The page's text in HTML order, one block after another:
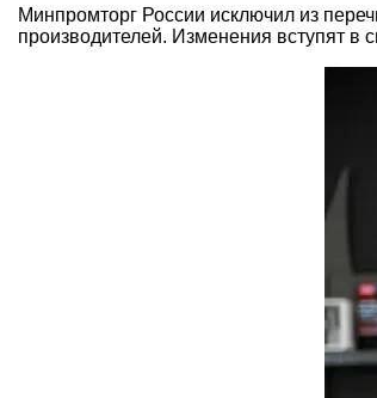
Минпромторг России исключил из
производителей. Изменения вступят в